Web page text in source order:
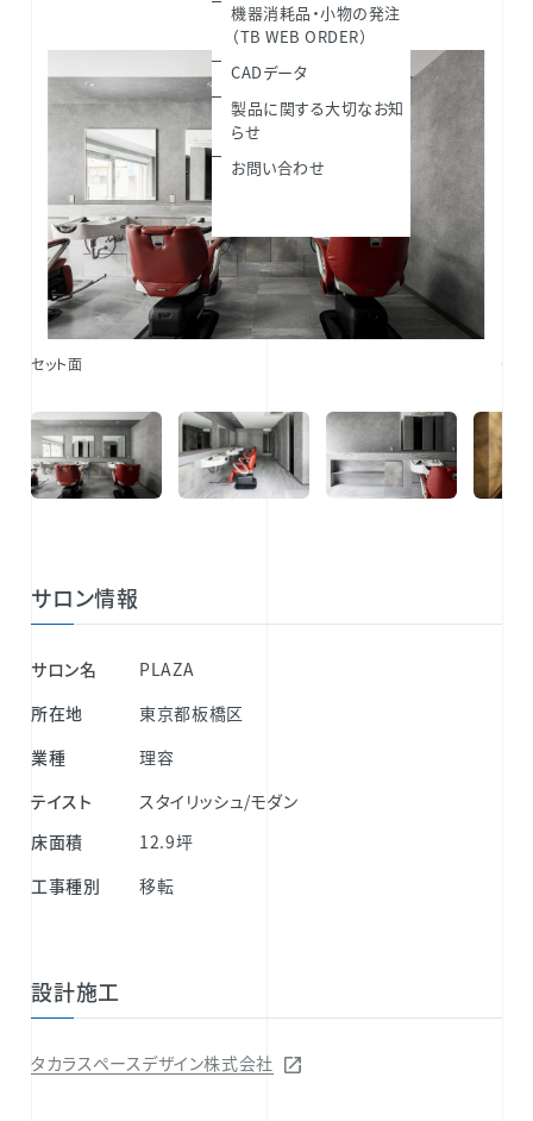
機器消耗品・小物の発注
（TB WEB ORDER）
CADデータ
製品に関する大切なお知
らせ
お問い合わせ
セット面 セッ
サロン情報
サロン名
PLAZA
所在地
東京都板橋区
業種
理容
テイスト
スタイリッシュ/モダン
床面積
12.9坪
工事種別
移転
設計施工
タカラスペースデザイン株式会社